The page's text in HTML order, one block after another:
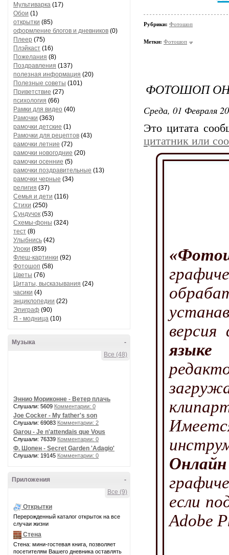
Мультиварка (17)
Обои (1)
открытки (85)
оформление блогов и дневников (0)
Плеер (75)
Плэйкаст (16)
Пожелания (8)
Поздравления (137)
полезная информация (20)
Полезные советы (101)
Приветствие (27)
психология (66)
Рамки для видео (40)
Рамочки (363)
рамочки детские (1)
Рамочки для рецептов (43)
рамочки летние (72)
рамочки новогодние (20)
рамочки осенние (5)
рамочки поздравительные (13)
рамочки черные (34)
религия (37)
Семья и дети (116)
Стихи (250)
Сундучок (53)
Схемы-фоны (324)
тест (8)
Улыбнись (42)
Уроки (859)
Флеш-картинки (92)
Фотошоп (58)
Цветы (76)
Цитаты, высказывания (24)
часики (4)
энциклопедии (22)
Эпиграф (90)
Я - модница (10)
-
Музыка
Все (48)
Эннио Мориконне - Ветер плачь
Слушали: 5609 Комментарии: 0
Joe Cocker - My father's son
Слушали: 69083 Комментарии: 2
Garou - Je n'attendais que Vous
Слушали: 76339 Комментарии: 0
Ф. Шопен - Secret Garden 'Adagio'
Слушали: 19145 Комментарии: 0
-
Приложения
Все (9)
Открытки
Перерожденный каталог открыток на все
случаи жизни
Стена
Стена: мини-гостевая книга, позволяет
посетителям Вашего дневника оставлять
Рубрики: Фотошоп
Метки: Фотошоп
ФОТОШОП
Среда, 01 Февраля
Это цитата
цитатник или
языке
если
Adobe